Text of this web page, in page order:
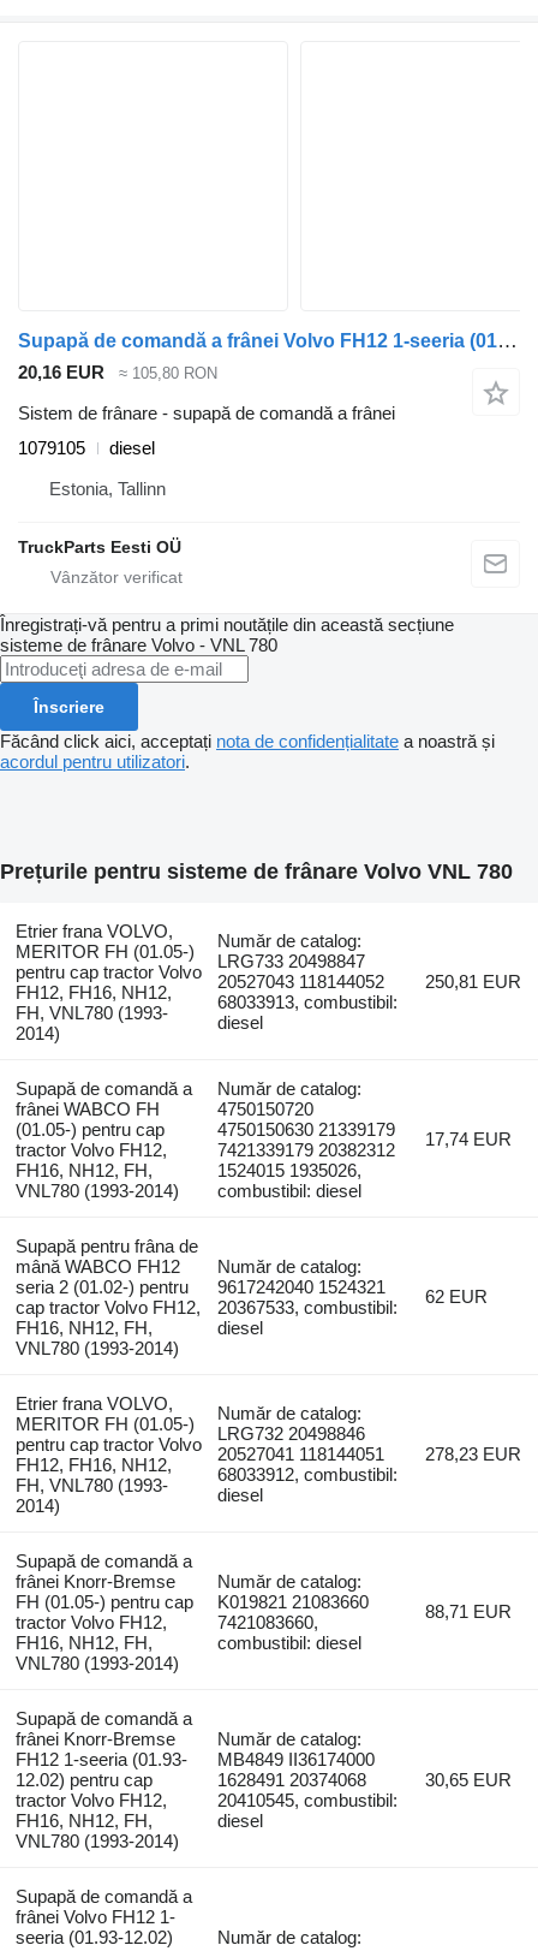
Supapă de comandă a frânei Volvo FH12 1-seeria (01.93-12.02) 1079105 pentru cap tractor Volvo FH12, FH16, NH12, FH, VNL780 (1993-2014)
20,16 EUR ≈ 105,80 RON
Sistem de frânare - supapă de comandă a frânei
1079105
diesel
Estonia, Tallinn
TruckParts Eesti OÜ
Înregistrați-vă pentru a primi noutățile din această secțiune
sisteme de frânare Volvo - VNL 780
Înscriere
Făcând click aici, acceptați nota de confidențialitate a noastră și
acordul pentru utilizatori.
Prețurile pentru sisteme de frânare Volvo VNL 780
Etrier frana VOLVO,
MERITOR FH (01.05-)
pentru cap tractor Volvo
FH12, FH16, NH12,
FH, VNL780 (1993-
2014)
Număr de catalog:
LRG733 20498847
20527043 118144052
68033913, combustibil:
diesel
250,81 EUR
Supapă de comandă a
frânei WABCO FH
(01.05-) pentru cap
tractor Volvo FH12,
FH16, NH12, FH,
VNL780 (1993-2014)
Număr de catalog:
4750150720
4750150630 21339179
7421339179 20382312
1524015 1935026,
combustibil: diesel
17,74 EUR
Supapă pentru frâna de
mână WABCO FH12
seria 2 (01.02-) pentru
cap tractor Volvo FH12,
FH16, NH12, FH,
VNL780 (1993-2014)
Număr de catalog:
9617242040 1524321
20367533, combustibil:
diesel
62 EUR
Etrier frana VOLVO,
MERITOR FH (01.05-)
pentru cap tractor Volvo
FH12, FH16, NH12,
FH, VNL780 (1993-
2014)
Număr de catalog:
LRG732 20498846
20527041 118144051
68033912, combustibil:
diesel
278,23 EUR
Supapă de comandă a
frânei Knorr-Bremse
FH (01.05-) pentru cap
tractor Volvo FH12,
FH16, NH12, FH,
VNL780 (1993-2014)
Număr de catalog:
K019821 21083660
7421083660,
combustibil: diesel
88,71 EUR
Supapă de comandă a
frânei Knorr-Bremse
FH12 1-seeria (01.93-
12.02) pentru cap
tractor Volvo FH12,
FH16, NH12, FH,
VNL780 (1993-2014)
Număr de catalog:
MB4849 II36174000
1628491 20374068
20410545, combustibil:
diesel
30,65 EUR
Supapă de comandă a
frânei Volvo FH12 1-
seeria (01.93-12.02)
Număr de catalog: